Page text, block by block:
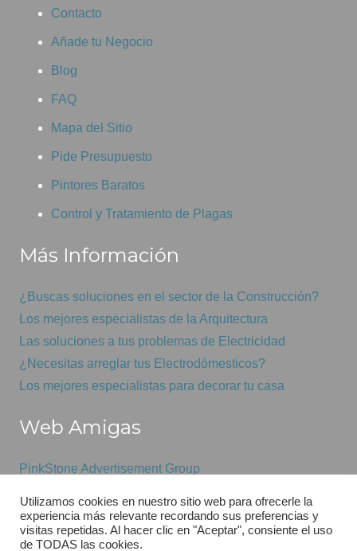
Contacto
Añade tu Negocio
Blog
FAQ
Mapa del Sitio
Pide Presupuesto
Pintores Baratos
Control y Tratamiento de Plagas
Más Información
¿Buscas soluciones en el sector de la Construcción?
Los mejores especialistas de la Arquitectura
Las soluciones a tus problemas de Electricidad
¿Necesitas arreglar tus Electrodómesticos?
Los mejores especialistas para decorar tu casa
Web Amigas
PinkStone Advertisement Group
GSAS
Utilizamos cookies en nuestro sitio web para ofrecerle la
experiencia más relevante recordando sus preferencias y
visitas repetidas. Al hacer clic en "Aceptar", consiente el uso
de TODAS las cookies.